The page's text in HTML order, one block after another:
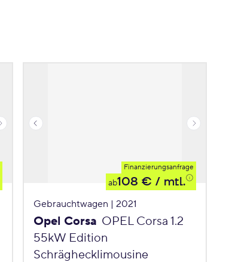
Finanzierungsanfrage
ab108 € / mtl.
Gebrauchtwagen | 2021
Opel Corsa OPEL Corsa 1.2
55kW Edition
Schräghecklimousine